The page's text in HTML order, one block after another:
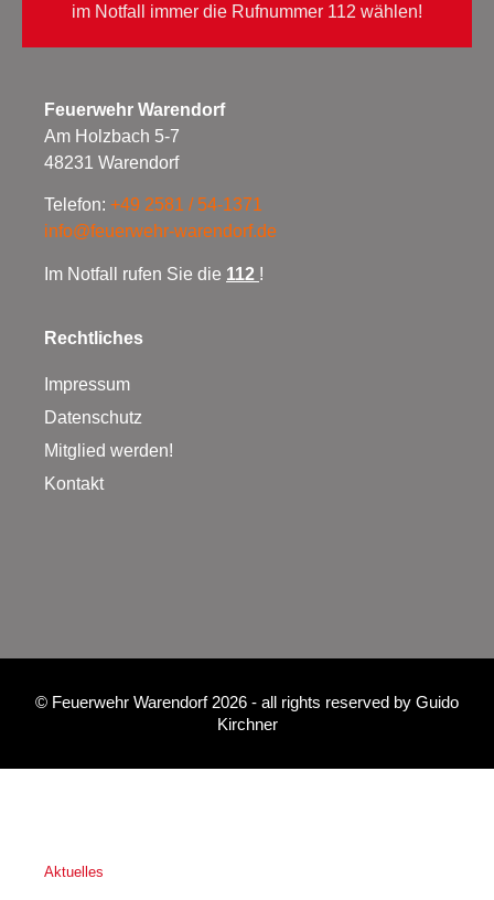
im Notfall immer die Rufnummer 112 wählen!
Feuerwehr Warendorf
Am Holzbach 5-7
48231 Warendorf
Telefon: +49 2581 / 54-1371
info@feuerwehr-warendorf.de
Im Notfall rufen Sie die 112 !
Rechtliches
Impressum
Datenschutz
Mitglied werden!
Kontakt
© Feuerwehr Warendorf 2026 - all rights reserved by Guido
Kirchner
Aktuelles